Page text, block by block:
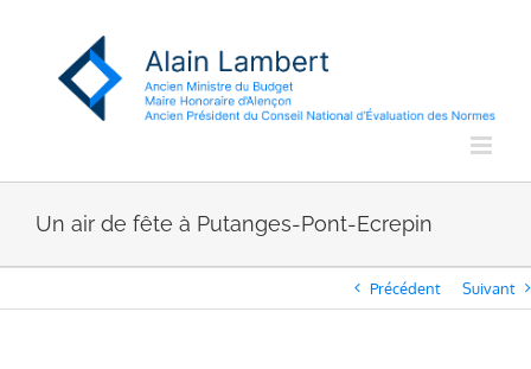
Un air de fête à Putanges-Pont-Ecrepin
Précédent Suivant